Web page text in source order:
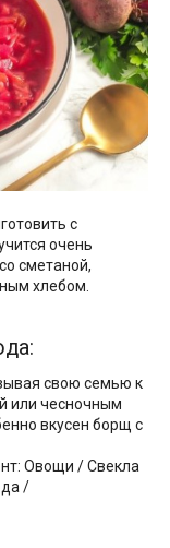
с
очень
сметаной,
хлебом.
свою семью к
или чесночным
вкусен борщ с
Овощи / Свекла
/